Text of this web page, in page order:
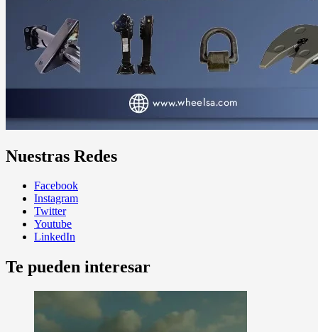
Nuestras Redes
Facebook
Instagram
Twitter
Youtube
LinkedIn
Te pueden interesar